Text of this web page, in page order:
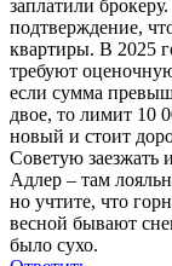
заплатили
подтверждение,
квартиры. В 2025
требуют
если сумма
двое, то лимит 10
новый и стоит
Советую заезжать
Адлер – там
но учтите, что
весной бывают
было сухо.